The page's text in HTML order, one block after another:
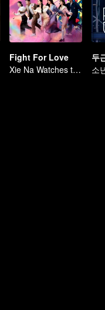
Fight For Love
Xie Na Watches the Mire Battle Among Young Couples
두